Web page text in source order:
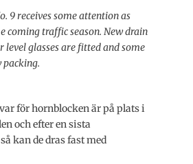
9 receives some attention as
coming traffic season. New drain
level glasses are fitted and some
packing.
för hornblocken är på plats i
och efter en sista
kan de dras fast med